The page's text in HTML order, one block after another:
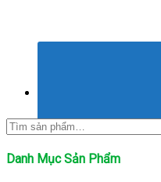
Tìm
kiếm:
Danh Mục Sản Phẩm